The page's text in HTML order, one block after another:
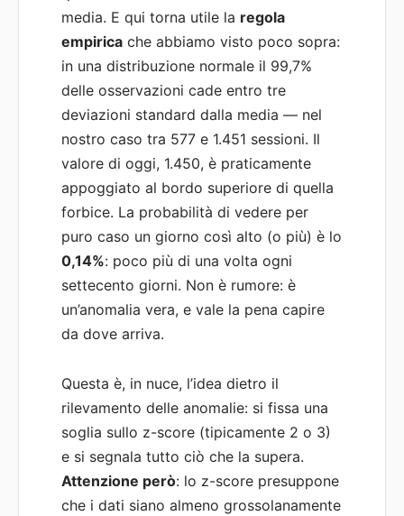
media. E qui torna utile la regola
empirica che abbiamo visto poco sopra:
in una distribuzione normale il 99,7%
delle osservazioni cade entro tre
deviazioni standard dalla media — nel
nostro caso tra 577 e 1.451 sessioni. Il
valore di oggi, 1.450, è praticamente
appoggiato al bordo superiore di quella
forbice. La probabilità di vedere per
puro caso un giorno così alto (o più) è lo
0,14%: poco più di una volta ogni
settecento giorni. Non è rumore: è
un’anomalia vera, e vale la pena capire
da dove arriva.
Questa è, in nuce, l’idea dietro il
rilevamento delle anomalie: si fissa una
soglia sullo z-score (tipicamente 2 o 3)
e si segnala tutto ciò che la supera.
Attenzione però: lo z-score presuppone
che i dati siano almeno grossolanamente